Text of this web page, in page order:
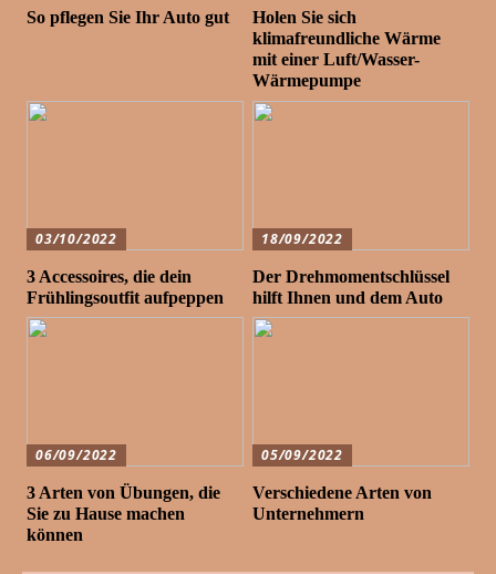
So pflegen Sie Ihr Auto gut
Holen Sie sich
klimafreundliche Wärme
mit einer Luft/Wasser-
Wärmepumpe
03/10/2022
3 Accessoires, die dein
Frühlingsoutfit aufpeppen
18/09/2022
Der Drehmomentschlüssel
hilft Ihnen und dem Auto
06/09/2022
3 Arten von Übungen, die
Sie zu Hause machen
können
05/09/2022
Verschiedene Arten von
Unternehmern